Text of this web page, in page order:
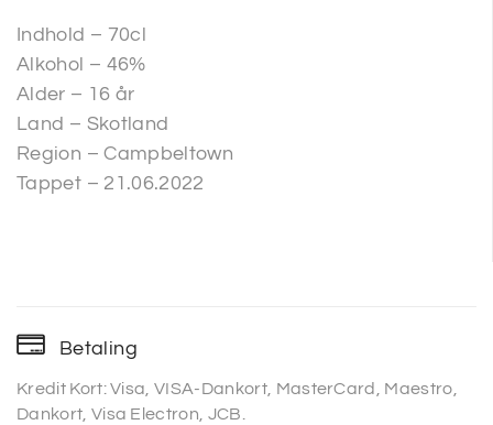
Indhold – 70cl
Alkohol – 46%
Alder – 16 år
Land – Skotland
Region – Campbeltown
Tappet – 21.06.2022
Betaling
Kredit Kort: Visa, VISA-Dankort, MasterCard, Maestro,
Dankort, Visa Electron, JCB.